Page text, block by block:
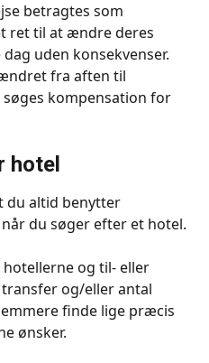
betragtes som
ret til at ændre deres
uden konsekvenser.
fra aften til
kompensation for
hotel
du altid benytter
du søger efter et hotel.
og til- eller
og/eller antal
finde lige præcis
ønsker.